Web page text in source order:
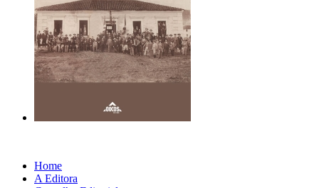
Home
A Editora